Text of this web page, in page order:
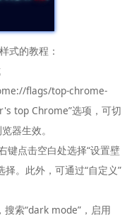
式的教程：
flags/top-chrome-
top Chrome”选项，可切
器生效。
键点击空白处选择“设置壁
。此外，可通过“自定义”
索“dark mode”，启用